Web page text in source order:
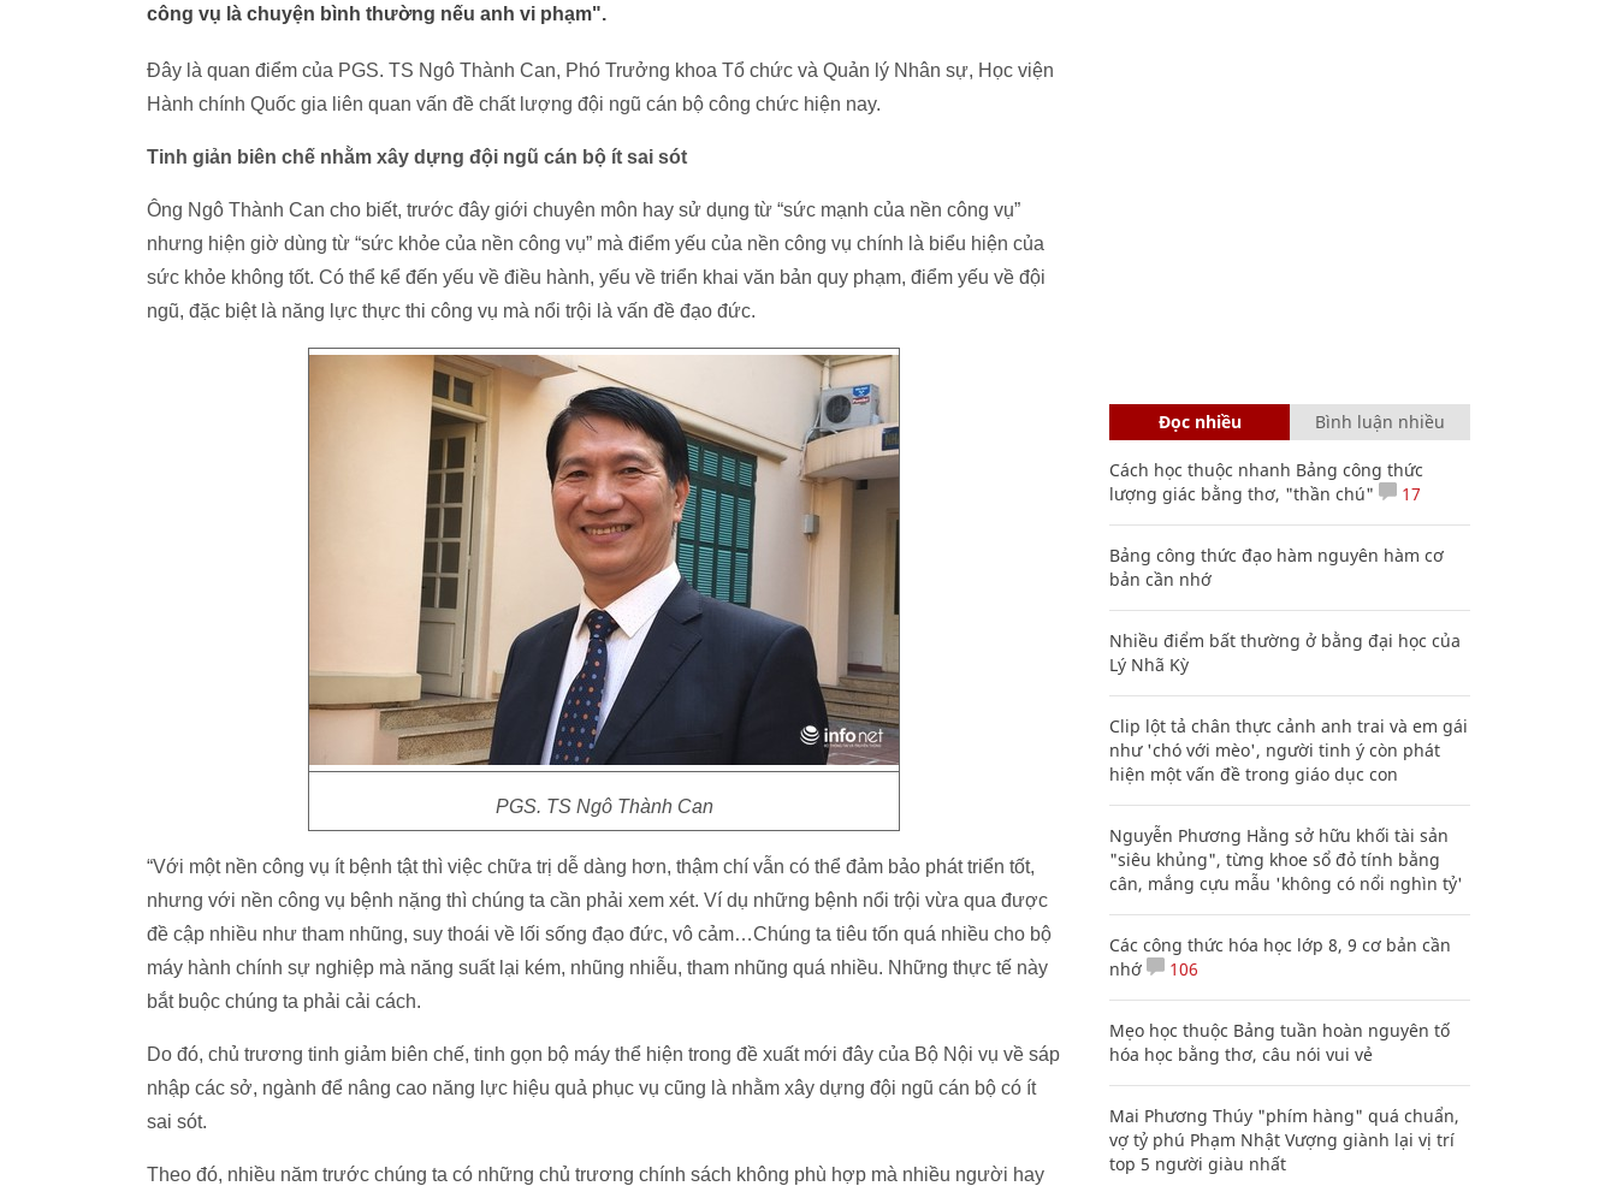
công vụ là chuyện bình thường nếu anh vi phạm".
Đây là quan điểm của PGS. TS Ngô Thành Can, Phó Trưởng khoa Tổ chức và Quản lý Nhân sự, Học viện
Hành chính Quốc gia liên quan vấn đề chất lượng đội ngũ cán bộ công chức hiện nay.
Tinh giản biên chế nhằm xây dựng đội ngũ cán bộ ít sai sót
Ông Ngô Thành Can cho biết, trước đây giới chuyên môn hay sử dụng từ “sức mạnh của nền công vụ”
nhưng hiện giờ dùng từ “sức khỏe của nền công vụ” mà điểm yếu của nền công vụ chính là biểu hiện của
sức khỏe không tốt. Có thể kể đến yếu về điều hành, yếu về triển khai văn bản quy phạm, điểm yếu về đội
ngũ, đặc biệt là năng lực thực thi công vụ mà nổi trội là vấn đề đạo đức.
PGS. TS Ngô Thành Can
“Với một nền công vụ ít bệnh tật thì việc chữa trị dễ dàng hơn, thậm chí vẫn có thể đảm bảo phát triển tốt,
nhưng với nền công vụ bệnh nặng thì chúng ta cần phải xem xét. Ví dụ những bệnh nổi trội vừa qua được
đề cập nhiều như tham nhũng, suy thoái về lối sống đạo đức, vô cảm…Chúng ta tiêu tốn quá nhiều cho bộ
máy hành chính sự nghiệp mà năng suất lại kém, nhũng nhiễu, tham nhũng quá nhiều. Những thực tế này
bắt buộc chúng ta phải cải cách.
Do đó, chủ trương tinh giảm biên chế, tinh gọn bộ máy thể hiện trong đề xuất mới đây của Bộ Nội vụ về sáp
nhập các sở, ngành để nâng cao năng lực hiệu quả phục vụ cũng là nhằm xây dựng đội ngũ cán bộ có ít
sai sót.
Theo đó, nhiều năm trước chúng ta có những chủ trương chính sách không phù hợp mà nhiều người hay
Đọc nhiều Bình luận nhiều
Cách học thuộc nhanh Bảng công thức
lượng giác bằng thơ, "thần chú"
17
Bảng công thức đạo hàm nguyên hàm cơ
bản cần nhớ
Nhiều điểm bất thường ở bằng đại học của
Lý Nhã Kỳ
Clip lột tả chân thực cảnh anh trai và em gái
như 'chó với mèo', người tinh ý còn phát
hiện một vấn đề trong giáo dục con
Nguyễn Phương Hằng sở hữu khối tài sản
"siêu khủng", từng khoe sổ đỏ tính bằng
cân, mắng cựu mẫu 'không có nổi nghìn tỷ'
Các công thức hóa học lớp 8, 9 cơ bản cần
nhớ
106
Mẹo học thuộc Bảng tuần hoàn nguyên tố
hóa học bằng thơ, câu nói vui vẻ
Mai Phương Thúy "phím hàng" quá chuẩn,
vợ tỷ phú Phạm Nhật Vượng giành lại vị trí
top 5 người giàu nhất